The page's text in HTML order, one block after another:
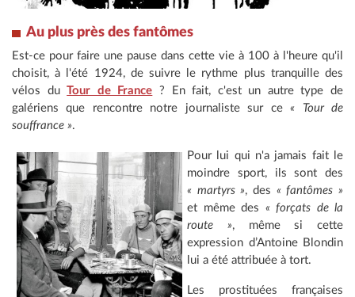
Au plus près des fantômes
Est-ce pour faire une pause dans cette vie à 100 à l'heure qu'il
choisit, à l'été 1924, de suivre le rythme plus tranquille des
vélos duTour de France ? En fait, c'est un autre type de
galériens que rencontre notre journaliste sur ce« Tour de
souffrance ».
Pour lui qui n'a jamais fait le
moindre sport, ils sont des
« martyrs », des « fantômes »
et même des « forçats de la
route », même si cette
expression d’Antoine Blondin
lui a été attribuée à tort.
Les prostituées françaises